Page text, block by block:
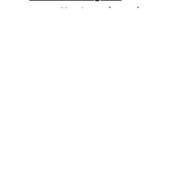
permettent une bascule ou